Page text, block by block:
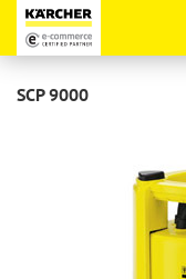
SCP 9000